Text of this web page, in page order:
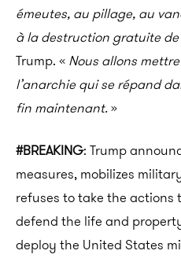
émeutes, au pillage, au
à la destruction gratuite
Trump. « Nous allons
l’anarchie qui se répand
fin maintenant.»
#BREAKING: Trump
measures, mobilizes
refuses to take the
defend the life and
deploy the United States